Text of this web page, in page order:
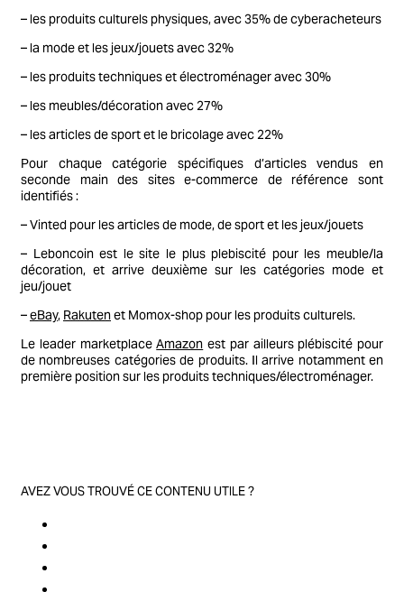
– les produits culturels physiques, avec 35% de cyberacheteurs
– la mode et les jeux/jouets avec 32%
– les produits techniques et électroménager avec 30%
– les meubles/décoration avec 27%
– les articles de sport et le bricolage avec 22%
Pour chaque catégorie spécifiques d’articles vendus en
seconde main des sites e-commerce de référence sont
identifiés :
– Vinted pour les articles de mode, de sport et les jeux/jouets
– Leboncoin est le site le plus plebiscité pour les meuble/la
décoration, et arrive deuxième sur les catégories mode et
jeu/jouet
–eBay, Rakutenet Momox-shop pour les produits culturels.
Le leader marketplaceAmazon est par ailleurs plébiscité pour
de nombreuses catégories de produits. Il arrive notamment en
première position sur les produits techniques/électroménager.
AVEZ VOUS TROUVÉ CE CONTENU UTILE ?